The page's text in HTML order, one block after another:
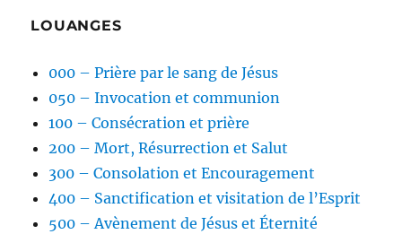
LOUANGES
000 – Prière par le sang de Jésus
050 – Invocation et communion
100 – Consécration et prière
200 – Mort, Résurrection et Salut
300 – Consolation et Encouragement
400 – Sanctification et visitation de l’Esprit
500 – Avènement de Jésus et Éternité